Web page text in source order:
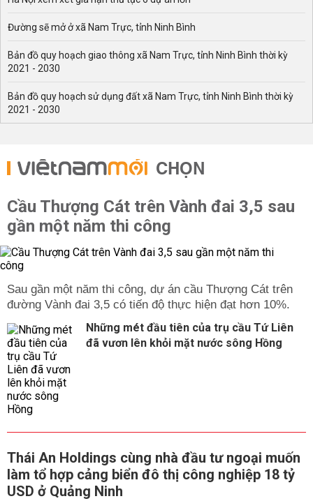
Đường sẽ mở ở xã Nam Trực, tỉnh Ninh Bình
Bản đồ quy hoạch giao thông xã Nam Trực, tỉnh Ninh Bình thời kỳ
2021 - 2030
Bản đồ quy hoạch sử dụng đất xã Nam Trực, tỉnh Ninh Bình thời kỳ
2021 - 2030
CHỌN
Cầu Thượng Cát trên Vành đai 3,5 sau
gần một năm thi công
Sau gần một năm thi công, dự án cầu Thượng Cát trên
đường Vành đai 3,5 có tiến độ thực hiện đạt hơn 10%.
Những mét đầu tiên của trụ cầu Tứ Liên
đã vươn lên khỏi mặt nước sông Hồng
Thái An Holdings cùng nhà đầu tư ngoại muốn
làm tổ hợp cảng biển đô thị công nghiệp 18 tỷ
USD ở Quảng Ninh